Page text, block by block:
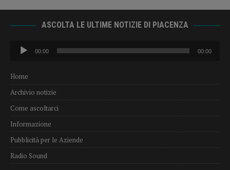
ASCOLTA LE ULTIME NOTIZIE DI PIACENZA
Audio
Player
00:00 00:00
Home
Archivio notizie
Come ascoltarci
Informazione
Pubblicità per le Aziende
Radio Sound